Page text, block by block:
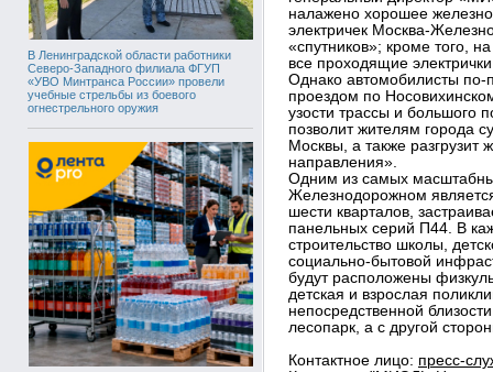
В Ленинградской области работники
Северо-Западного филиала ФГУП
«УВО Минтранса России» провели
учебные стрельбы из боевого
огнестрельного оружия
налажено хорошее
электричек Москва-
«спутников»; кроме того,
все проходящие
Однако автомобилисты по-
проездом по
узости трассы и большого
позволит жителям города
Москвы, а также разгрузит
направления».
Одним из самых
Железнодорожном
шести кварталов,
панельных серий П44. В
строительство школы,
социально-бытовой
будут расположены
детская и взрослая
непосредственной
лесопарк, а с другой
Контактное лицо: пресс-